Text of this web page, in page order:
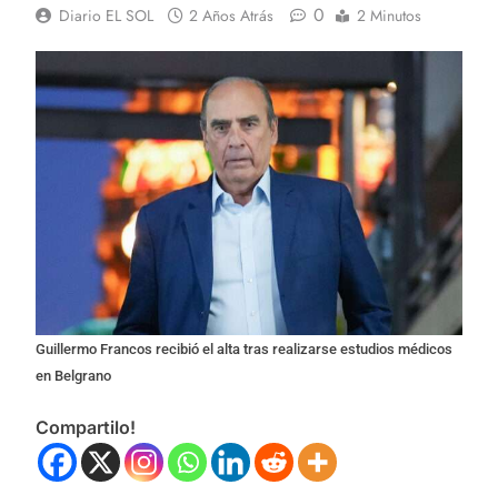
Diario EL SOL 2 Años Atrás 0 2 Minutos
Guillermo Francos recibió el alta tras realizarse estudios médicos
en Belgrano
Compartilo!